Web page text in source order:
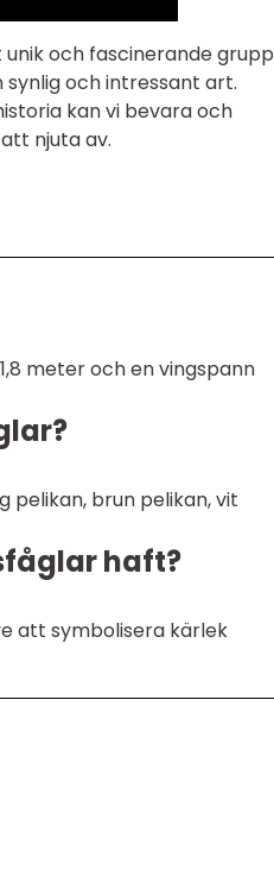
och fascinerande grupp
och intressant art.
kan vi bevara och
njuta av.
meter och en vingspann
pelikan, brun pelikan, vit
haft?
att symbolisera kärlek